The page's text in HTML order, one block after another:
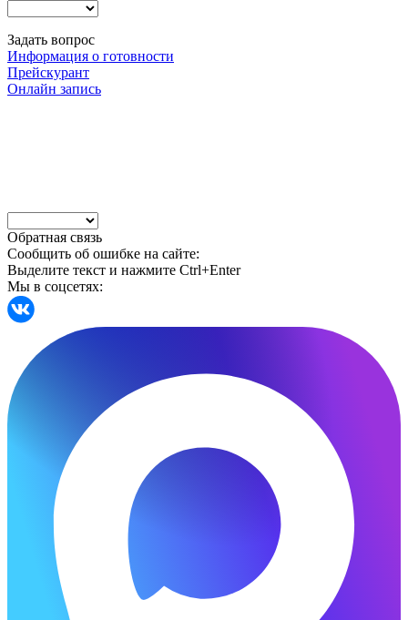
Задать вопрос
Информация о готовности
Прейскурант
Онлайн запись
Обратная связь
Сообщить об ошибке на сайте:
Выделите текст и нажмите Ctrl+Enter
Мы в соцсетях: